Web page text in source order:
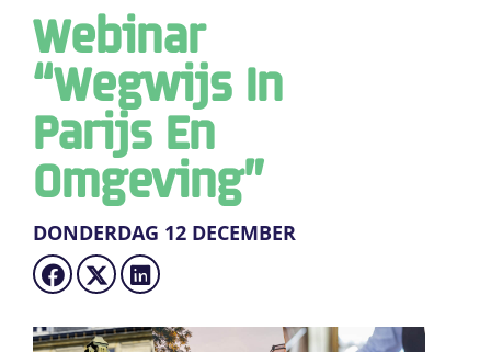
Webinar
“Wegwijs In
Parijs En
Omgeving”
DONDERDAG 12 DECEMBER